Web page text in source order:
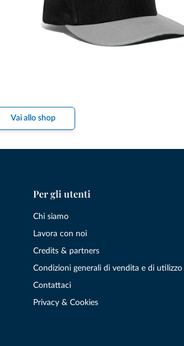
Vai allo shop
Per gli utenti
Chi siamo
Lavora con noi
Credits & partners
Condizioni generali di vendita e di utilizzo
Contattaci
Privacy & Cookies